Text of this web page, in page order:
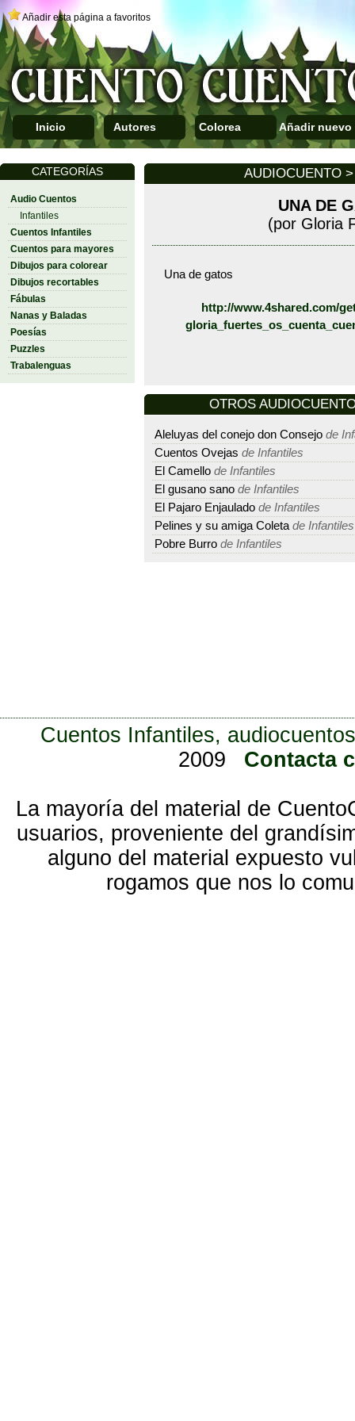
Añadir esta página a favoritos
Inicio Autores Colorea Añadir nuevo
CATEGORÍAS
Audio Cuentos
Infantiles
Cuentos Infantiles
Cuentos para mayores
Dibujos para colorear
Dibujos recortables
Fábulas
Nanas y Baladas
Poesías
Puzzles
Trabalenguas
AUDIOCUENTO
UNA DE
(por Gloria
Una de gatos
http://www.4shared.com/
OTROS
Aleluyas del conejo don Consejo de
Cuentos Ovejas de Infantiles
El Camello de Infantiles
El gusano sano de Infantiles
El Pajaro Enjaulado de Infantiles
Pelines y su amiga Coleta de Infantiles
Pobre Burro de Infantiles
Cuentos Infantiles,
2009
Contacta
La mayoría del material de
usuarios, proveniente del
alguno del material expuesto
rogamos que nos lo